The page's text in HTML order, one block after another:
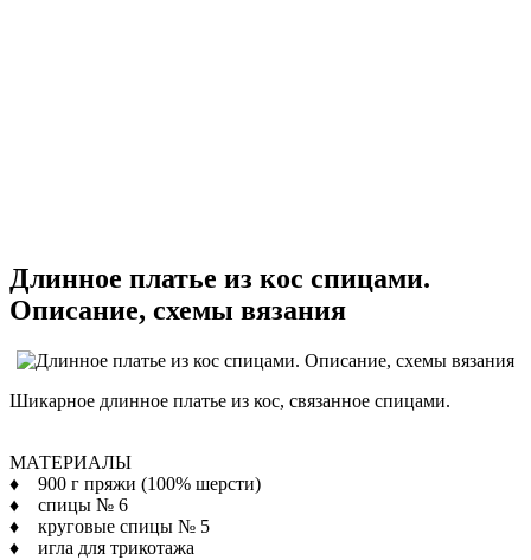
Длинное платье из кос спицами.
Описание, схемы вязания
Шикарное длинное платье из кос, связанное спицами.
МАТЕРИАЛЫ
♦ 900 г пряжи (100% шерсти)
♦ спицы № 6
♦ круговые спицы № 5
♦ игла для трикотажа